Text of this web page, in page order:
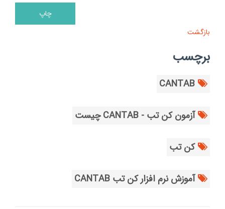
بازگشت
برچسب
CANTAB
آزمون کن تب - CANTAB چیست
کن تب
آموزش نرم افزار کن تب CANTAB